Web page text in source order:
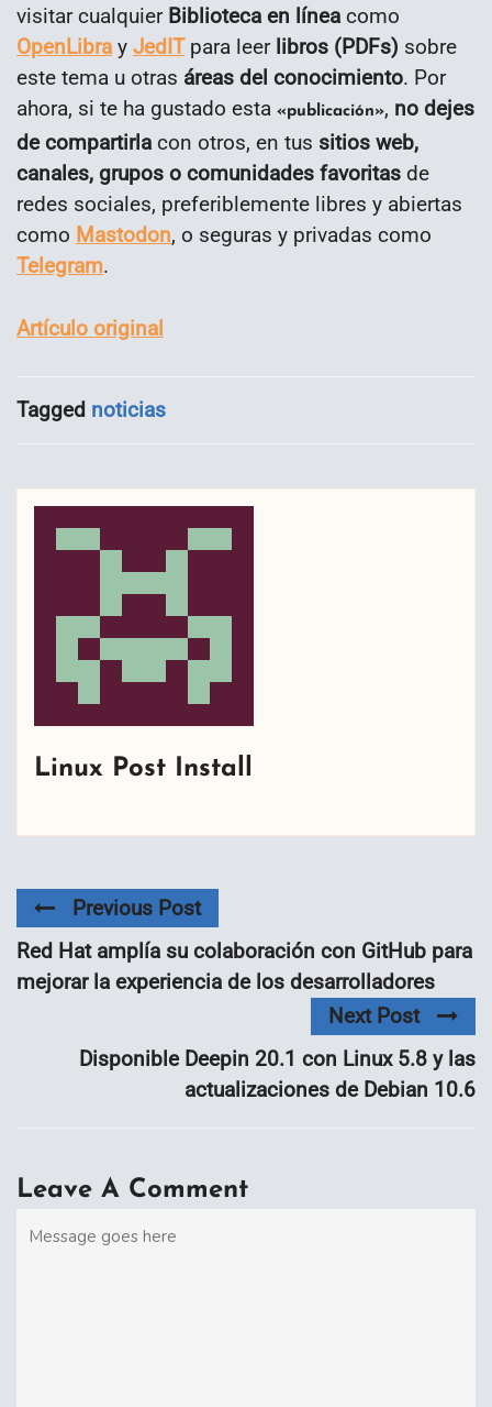
visitar cualquier Biblioteca en línea como
OpenLibra y JedITpara leer libros (PDFs) sobre
este tema u otras áreas del conocimiento. Por
ahora, si te ha gustado esta «publicación», no dejes
de compartirla con otros, en tus sitios web,
canales, grupos o comunidades favoritas de
redes sociales, preferiblemente libres y abiertas
como Mastodon, o seguras y privadas como
Telegram.
Artículo original
Tagged noticias
Linux Post Install
Previous Post
Red Hat amplía su colaboración con GitHub para
mejorar la experiencia de los desarrolladores
Next Post
Disponible Deepin 20.1 con Linux 5.8 y las
actualizaciones de Debian 10.6
Leave A Comment